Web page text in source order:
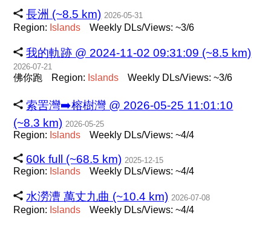
長洲 (~8.5 km) 2026-05-31
Region: Islands Weekly DLs/Views: ~3/6
我的軌跡 @ 2024-11-02 09:31:09 (~8.5 km)
2026-07-21
佛你跑 Region: Islands Weekly DLs/Views: ~3/6
索罟灣➡️榕樹灣 @ 2026-05-25 11:01:10
(~8.3 km) 2026-05-25
Region: Islands Weekly DLs/Views: ~4/4
60k full (~68.5 km) 2025-12-15
Region: Islands Weekly DLs/Views: ~4/4
水澇漕 萬丈九曲 (~10.4 km) 2026-07-08
Region: Islands Weekly DLs/Views: ~4/4